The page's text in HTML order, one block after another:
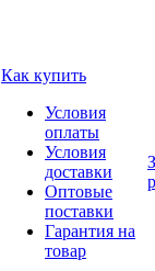
Как купить
Условия
оплаты
Условия
доставки
Оптовые
поставки
Гарантия на
товар